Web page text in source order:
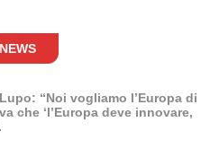
NEWS
“Noi vogliamo l’Europa di
che ‘l’Europa deve innovare,